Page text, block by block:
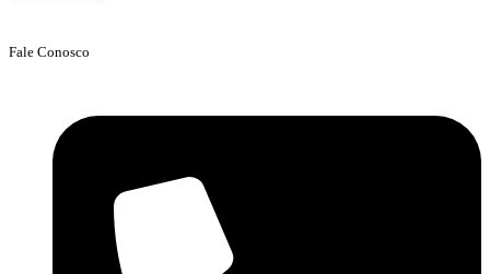
Fale Conosco